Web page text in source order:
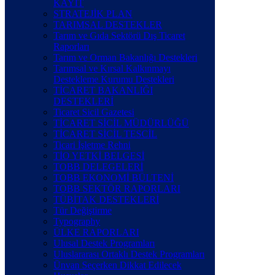
KAYIT
STRATEJİK PLAN
TARIMSAL DESTEKLER
Tarım ve Gıda Sektörü Dış Ticaret
Raporları
Tarım ve Orman Bakanlığı Destekleri
Tarımsal ve Kırsal Kalkınmayı
Destekleme Kurumu Destekleri
TİCARET BAKANLIĞI
DESTEKLERİ
Ticaret Sicil Gazetesi
TİCARET SİCİL MÜDÜRLÜĞÜ
TİCARET SİCİL TESCİL
Ticari İşletme Rehni
TİO YETKİ BELGESİ
TOBB DELEGELERİ
TOBB EKONOMİ BÜLTENİ
TOBB SEKTÖR RAPORLARI
TÜBİTAK DESTEKLERİ
Tür Değiştirme
Typography
ÜLKE RAPORLARI
Ulusal Destek Programları
Uluslararası Ortaklı Destek Programları
Ünvan Seçerken Dikkat Edilecek